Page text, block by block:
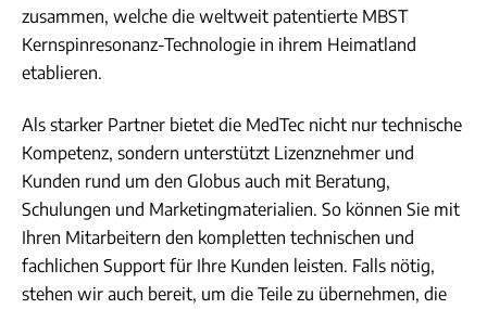
zusammen, welche die weltweit patentierte MBST
Kernspinresonanz-Technologie in ihrem Heimatland
etablieren.
Als starker Partner bietet die MedTec nicht nur technische
Kompetenz, sondern unterstützt Lizenznehmer und
Kunden rund um den Globus auch mit Beratung,
Schulungen und Marketingmaterialien. So können Sie mit
Ihren Mitarbeitern den kompletten technischen und
fachlichen Support für Ihre Kunden leisten. Falls nötig,
stehen wir auch bereit, um die Teile zu übernehmen, die